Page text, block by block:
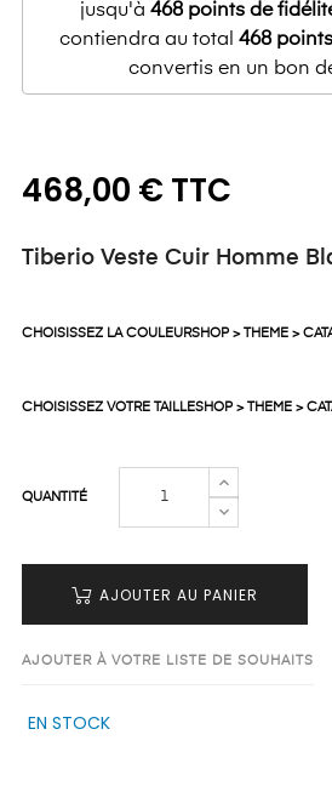
jusqu'à 468points de
contiendra au total 468points
convertis en un bon
468,00 € TTC
Tiberio Veste Cuir Homme
CHOISISSEZ LA COULEURSHOP > THEME >
CHOISISSEZ VOTRE TAILLESHOP > THEME >
QUANTITÉ
AJOUTER AU PANIER
AJOUTER À VOTRE LISTE DE SOUHAITS
EN STOCK